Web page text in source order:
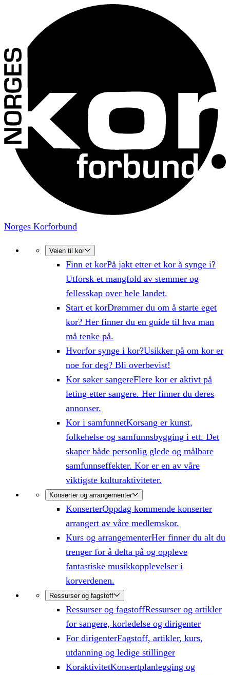
Norges Korforbund
Veien til kor
Finn et korPå jakt etter et kor å synge i?
Utforsk et mangfold av stemmer og
fellesskap over hele landet.
Start et korDrømmer du om å starte eget
kor? Her finner du en guide til hva man
må tenke på.
Hvorfor synge i kor?Usikker på om kor er
noe for deg? Bli overbevist!
Kor søker sangereFlere kor er aktivt på
leting etter sangere. Her finner du deres
annonser.
Kor i samfunnetKorsang er kunst,
folkehelse og samfunnsbygging i ett. Det
skaper både personlig glede og målbare
samfunnseffekter. Kor er en av våre
viktigste kulturaktiviteter.
Konserter og arrangementer
KonserterOppdag kommende konserter
arrangert av våre medlemskor.
Kurs og arrangementerHer finner du alt du
trenger for å delta på og oppleve
fantastiske musikkopplevelser i
korverdenen.
Ressurser og fagstoff
Ressurser og fagstoffRessurser og artikler
for sangere, korledelse og dirigenter
For dirigenterFagstoff, artikler, kurs,
utdanning og ledige stillinger
KoraktivitetKonsertplanlegging og